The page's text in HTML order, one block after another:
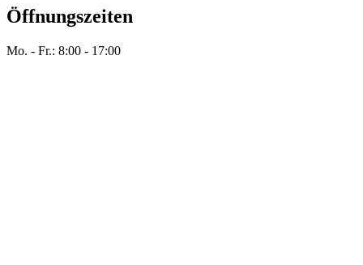
Öffnungszeiten
Mo. - Fr.: 8:00 - 17:00